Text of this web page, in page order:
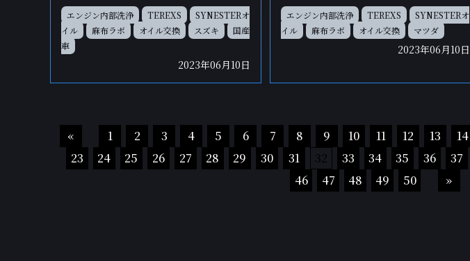
エンジン内部洗浄 TEREXS
SYNESTERオ
イル
麻布ラボ オイル交換 スズキ
国産
車
2023年06月10日
エンジン内部洗浄 TEREXS
SYNESTERオ
イル
麻布ラボ オイル交換 マツダ
2023年06月10日
« 1 2 3 4 5 6 7 8 9 10 11 12 13 14
23
24 25 26 27 28 29 30 31 32 33 34 35 36 37
46
47 48 49 50 »